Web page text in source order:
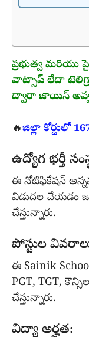
ప్రభుత్వ మరియు
వాట్సాప్ లేదా
ద్వారా జాయిన్
🔥జిల్లా కోర్టులో
ఉద్యోగ భర్తీ
ఈ నోటిఫికేషన్
విడుదల చేయడం
చేస్తున్నారు.
పోస్టుల
ఈ Sainik
PGT, TGT,
చేస్తున్నారు.
విద్యా అర్హత: